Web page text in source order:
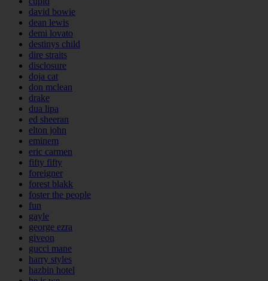
david bowie
dean lewis
demi lovato
destinys child
dire straits
disclosure
doja cat
don mclean
drake
dua lipa
ed sheeran
elton john
eminem
eric carmen
fifty fifty
foreigner
forest blakk
foster the people
fun
gayle
george ezra
giveon
gucci mane
harry styles
hazbin hotel